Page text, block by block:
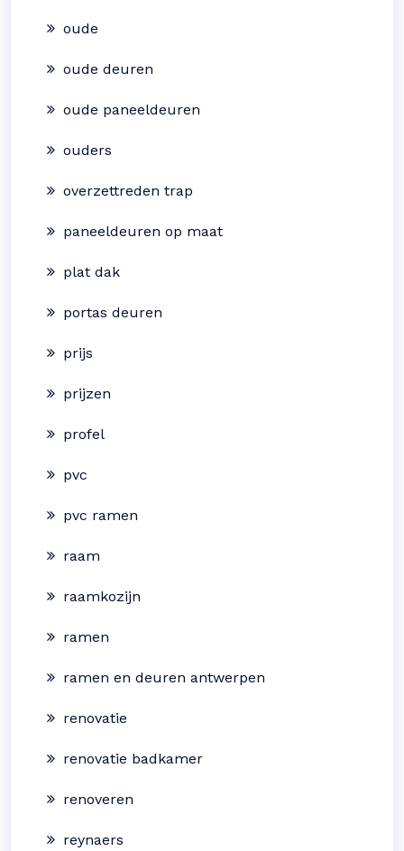
oude
oude deuren
oude paneeldeuren
ouders
overzettreden trap
paneeldeuren op maat
plat dak
portas deuren
prijs
prijzen
profel
pvc
pvc ramen
raam
raamkozijn
ramen
ramen en deuren antwerpen
renovatie
renovatie badkamer
renoveren
reynaers